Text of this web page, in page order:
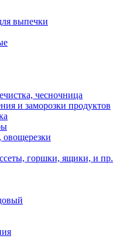
выпечки
чесночница
и заморозки продуктов
горшки, ящики, и пр.